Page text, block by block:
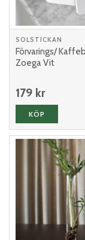
SOLSTICKAN
Förvarings/
Zoega Vit
179 kr
KÖP